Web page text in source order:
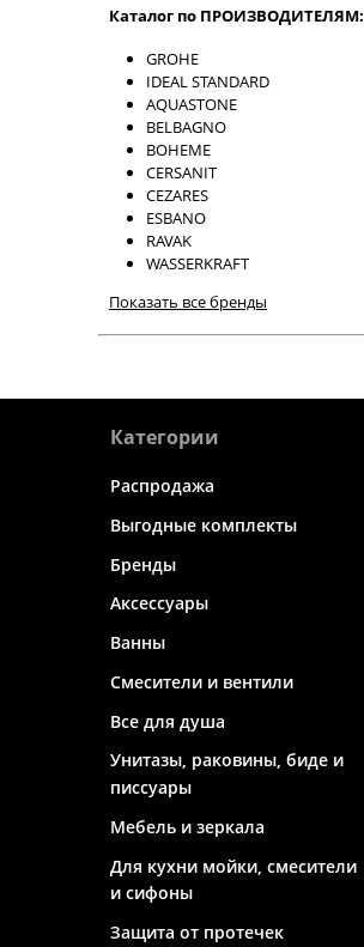
Каталог по ПРОИЗВОДИТЕЛЯМ:
GROHE
IDEAL STANDARD
AQUASTONE
BELBAGNO
BOHEME
CERSANIT
CEZARES
ESBANO
RAVAK
WASSERKRAFT
Показать все бренды
Категории
Распродажа
Выгодные комплекты
Бренды
Аксессуары
Ванны
Смесители и вентили
Все для душа
Унитазы, раковины, биде и
писсуары
Мебель и зеркала
Для кухни мойки, смесители
и сифоны
Защита от протечек